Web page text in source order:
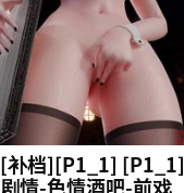
ロ水着 アヘ顔 お漏らし・
潮吹き くぱぁ
[补档][P1_1] [P1_1]
剧情-色情酒吧-前戏